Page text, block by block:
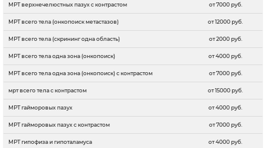
МРТ верхнечелюстных пазух с контрастом от 7000 руб.
МРТ всего тела (онкопоиск метастазов) от 12000 руб.
МРТ всего тела (скрининг одна область) от 2000 руб.
МРТ всего тела одна зона (онкопоиск) от 4000 руб.
МРТ всего тела одна зона (онкопоиск) с контрастом от 7000 руб.
мрт всего тела с контрастом от 15000 руб.
МРТ гайморовых пазух от 4000 руб.
МРТ гайморовых пазух с контрастом от 7000 руб.
МРТ гипофиза и гипоталамуса от 4000 руб.